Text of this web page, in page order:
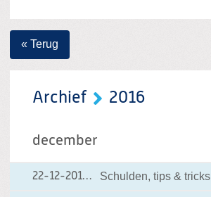
« Terug
Archief 2016
december
22-12-201622-12-2016 12:35
Schulden, tips & tricks